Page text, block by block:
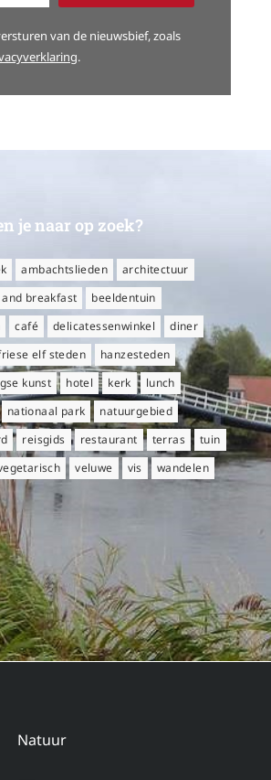
van de nieuwsbief, zoals
.
je naar op zoek?
ambachtslieden
architectuur
and breakfast
beeldentuin
café delicatessenwinkel
diner
elf steden
hanzesteden
kunst
hotel kerk
lunch
nationaal park
natuurgebied
reisgids restaurant terras
tuin
veluwe vis wandelen
Natuur